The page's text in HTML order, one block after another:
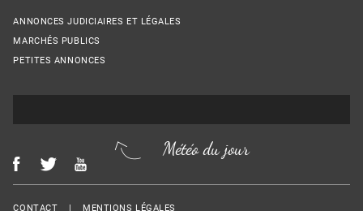
ANNONCES JUDICIAIRES ET LÉGALES
MARCHÉS PUBLICS
PETITES ANNONCES
Météo du jour
CONTACT MENTIONS LÉGALES